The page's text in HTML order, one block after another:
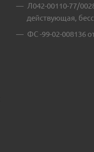
Л042-00110-77/
действующая,
ФС -99-02-008136